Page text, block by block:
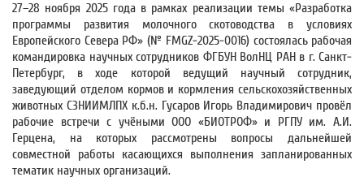
27–28 ноября 2025 года в рамках реализации темы «Разработка
программы развития молочного скотоводства в условиях
Европейского Севера РФ» (№ FMGZ-2025-0016) состоялась рабочая
командировка научных сотрудников ФГБУН ВолНЦ РАН в г. Санкт-
Петербург, в ходе которой ведущий научный сотрудник,
заведующий отделом кормов и кормления сельскохозяйственных
животных СЗНИИМЛПХ к.б.н. Гусаров Игорь Владимирович провёл
рабочие встречи с учёными ООО «БИОТРОФ» и РГПУ им. А.И.
Герцена, на которых рассмотрены вопросы дальнейшей
совместной работы касающихся выполнения запланированных
тематик научных организаций.